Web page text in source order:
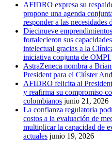
AFIDRO expresa su
propone una agenda
responder a las necesidades
Diecinueve
fortalecieron sus
intelectual gracias a la
iniciativa conjunta de
AstraZeneca nombra a
President para el Clúster
AFIDRO felicita al
y reafirma su compromiso
colombianos junio 21, 2026
La confianza regulatoria
costos a la evaluación de
multiplicar la capacidad de
actuales junio 19, 2026